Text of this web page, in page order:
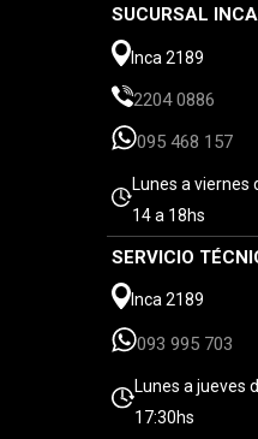
SUCURSAL INCA
Inca 2189
2204 0886
095 468 157
Lunes a viernes
14 a 18hs
SERVICIO
Inca 2189
093 995 703
Lunes a jueves
17:30hs